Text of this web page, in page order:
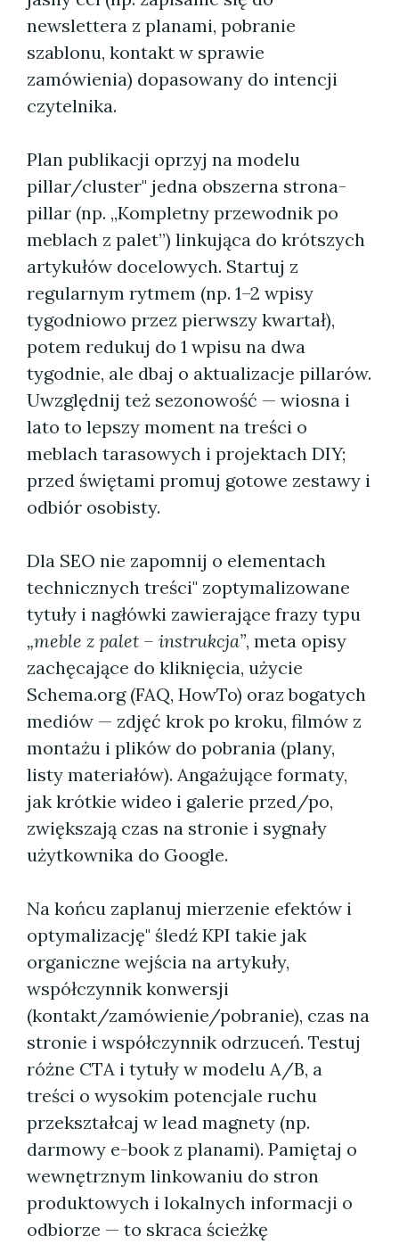
newslettera z planami, pobranie
szablonu, kontakt w sprawie
zamówienia) dopasowany do intencji
czytelnika.
Plan publikacji oprzyj na modelu
pillar/cluster" jedna obszerna strona-
pillar (np. „Kompletny przewodnik po
meblach z palet”) linkująca do krótszych
artykułów docelowych. Startuj z
regularnym rytmem (np. 1–2 wpisy
tygodniowo przez pierwszy kwartał),
potem redukuj do 1 wpisu na dwa
tygodnie, ale dbaj o aktualizacje pillarów.
Uwzględnij też sezonowość — wiosna i
lato to lepszy moment na treści o
meblach tarasowych i projektach DIY;
przed świętami promuj gotowe zestawy i
odbiór osobisty.
Dla SEO nie zapomnij o elementach
technicznych treści" zoptymalizowane
tytuły i nagłówki zawierające frazy typu
„meble z palet – instrukcja”, meta opisy
zachęcające do kliknięcia, użycie
Schema.org (FAQ, HowTo) oraz bogatych
mediów — zdjęć krok po kroku, filmów z
montażu i plików do pobrania (plany,
listy materiałów). Angażujące formaty,
jak krótkie wideo i galerie przed/po,
zwiększają czas na stronie i sygnały
użytkownika do Google.
Na końcu zaplanuj mierzenie efektów i
optymalizację" śledź KPI takie jak
organiczne wejścia na artykuły,
współczynnik konwersji
(kontakt/zamówienie/pobranie), czas na
stronie i współczynnik odrzuceń. Testuj
różne CTA i tytuły w modelu A/B, a
treści o wysokim potencjale ruchu
przekształcaj w lead magnety (np.
darmowy e-book z planami). Pamiętaj o
wewnętrznym linkowaniu do stron
produktowych i lokalnych informacji o
odbiorze — to skraca ścieżkę